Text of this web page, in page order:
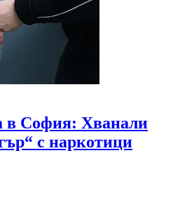
в София: Хванали
с наркотици